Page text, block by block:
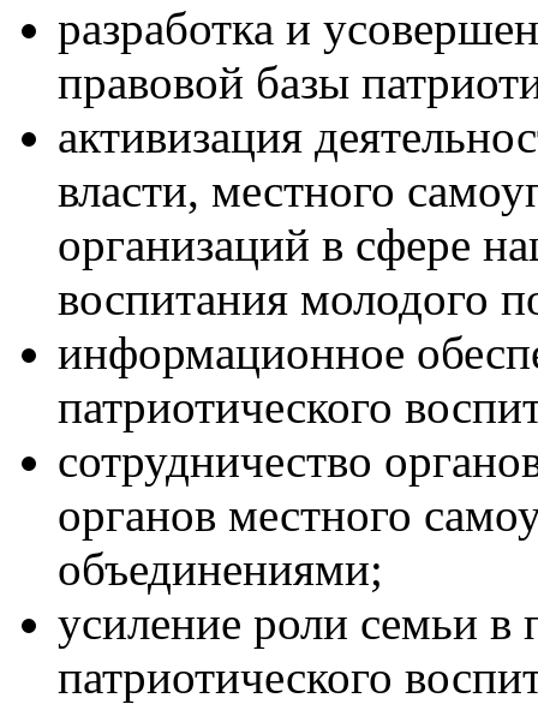
разработка и
правовой базы
активизация
власти, местного
организаций в сфере
воспитания молодого
информационное
патриотического
сотрудничество
органов местного
объединениями;
усиление роли семьи в
патриотического